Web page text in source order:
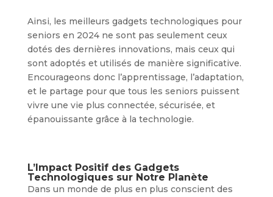
Ainsi, les meilleurs gadgets technologiques pour
seniors en 2024 ne sont pas seulement ceux
dotés des dernières innovations, mais ceux qui
sont adoptés et utilisés de manière significative.
Encourageons donc l’apprentissage, l’adaptation,
et le partage pour que tous les seniors puissent
vivre une vie plus connectée, sécurisée, et
épanouissante grâce à la technologie.
L’Impact Positif des Gadgets
Technologiques sur Notre Planète
Dans un monde de plus en plus conscient des